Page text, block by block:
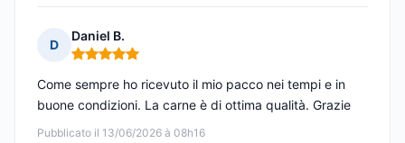
D
Daniel B.
Nota: 5 su 5
Pubblicato il 13/06/2026 à 08h16
Come sempre ho ricevuto il mio pacco nei tempi e in
buone condizioni. La carne è di ottima qualità. Grazie